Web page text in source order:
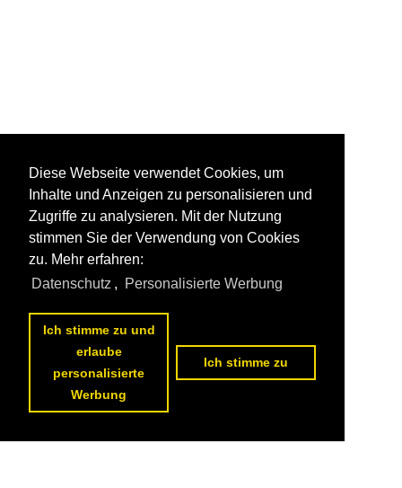
Diese Webseite verwendet Cookies, um
Inhalte und Anzeigen zu personalisieren und
Zugriffe zu analysieren. Mit der Nutzung
stimmen Sie der Verwendung von Cookies
zu. Mehr erfahren:
Datenschutz , Personalisierte Werbung
Ich stimme zu und
erlaube
personalisierte
Werbung
Ich stimme zu